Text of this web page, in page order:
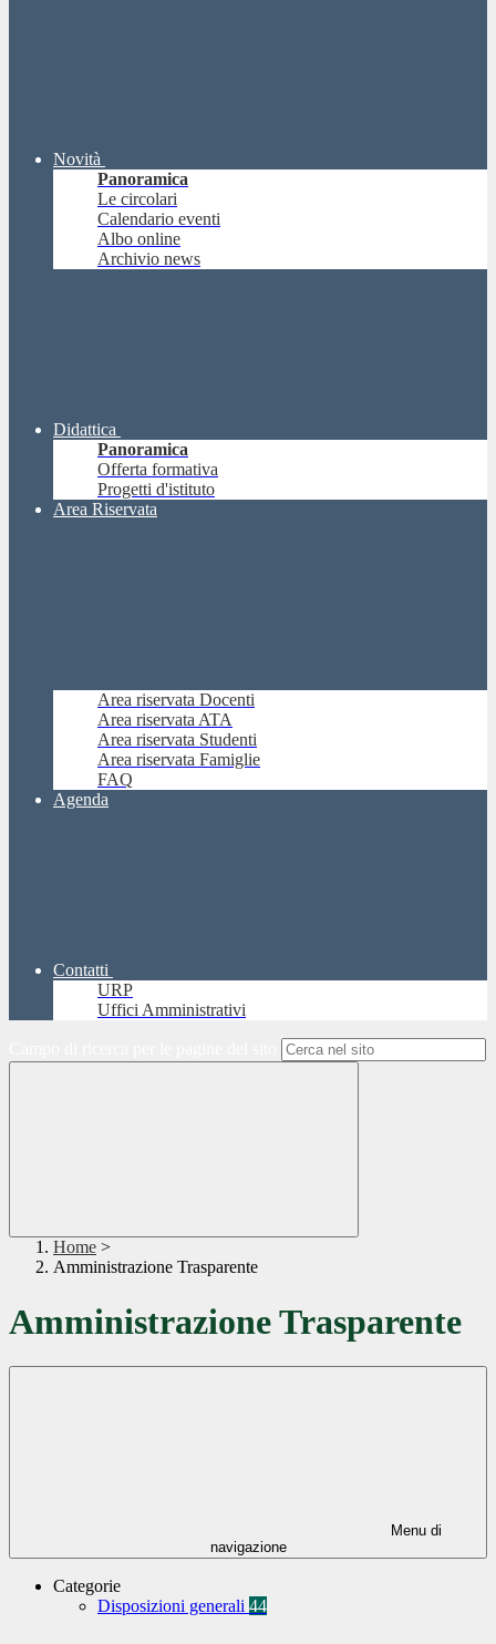
Novità
Panoramica
Le circolari
Calendario eventi
Albo online
Archivio news
Didattica
Panoramica
Offerta formativa
Progetti d'istituto
Area Riservata
Area riservata Docenti
Area riservata ATA
Area riservata Studenti
Area riservata Famiglie
FAQ
Agenda
Contatti
URP
Uffici Amministrativi
Home >
Amministrazione Trasparente
Amministrazione Trasparente
Menu di
navigazione
Categorie
Disposizioni generali 44